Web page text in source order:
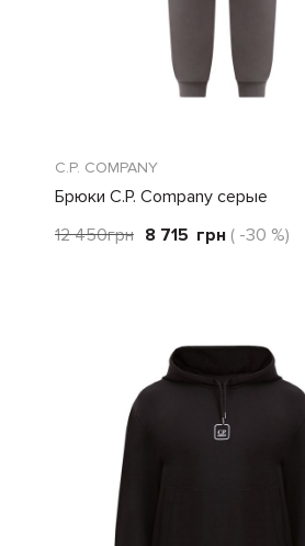
C.P. COMPANY
Брюки C.P. Company серые
12 450грн 8 715 грн ( -30 %)